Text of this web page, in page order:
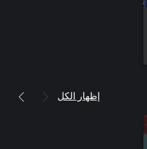
إظهار الكل